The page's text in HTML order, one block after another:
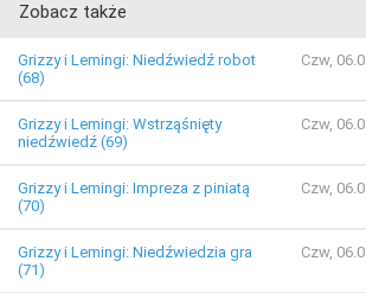
Zobacz także
Grizzy i Lemingi: Niedźwiedź robot
(68)
Czw,
Grizzy i Lemingi: Wstrząśnięty
niedźwiedź (69)
Czw,
Grizzy i Lemingi: Impreza z piniatą
(70)
Czw,
Grizzy i Lemingi: Niedźwiedzia gra
(71)
Czw,